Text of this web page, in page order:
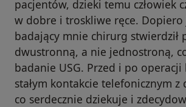
pacjentów, dzieki temu człowiek
w dobre i troskliwe ręce. Dopiero
badający mnie chirurg stwierdził
dwustronną, a nie jednostroną,
badanie USG. Przed i po operacji
stałym kontakcie telefonicznym z
co serdecznie dziekuje i